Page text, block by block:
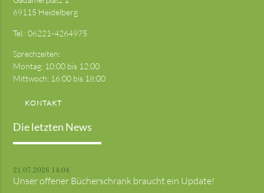
69115 Heidelberg
Tel.:06221-4264975
Sprechzeiten:
Montag: 10:00 bis 12:00
Mittwoch: 16:00 bis 18:00
KONTAKT
Die letzten News
21.07.2026 14:04
Unser offener Bücherschrank braucht ein Update!